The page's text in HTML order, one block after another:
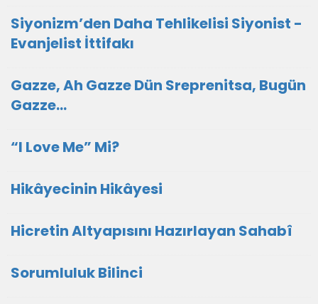
Siyonizm’den Daha Tehlikelisi Siyonist -
Evanjelist İttifakı
Gazze, Ah Gazze Dün Sreprenitsa, Bugün
Gazze...
“I Love Me” Mi?
Hikâyecinin Hikâyesi
Hicretin Altyapısını Hazırlayan Sahabî
Sorumluluk Bilinci